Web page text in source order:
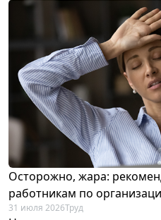
Осторожно, жара:
работникам по
31 июля 2026Труд